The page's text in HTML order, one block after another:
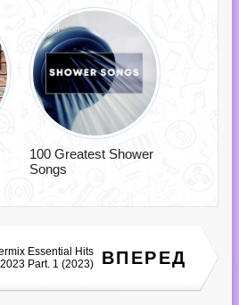
100 Greatest Shower
Songs
- Ultimate Queen
(2023)
ВПЕРЕД
Essential Hits
2023 Part. 1 (2023)